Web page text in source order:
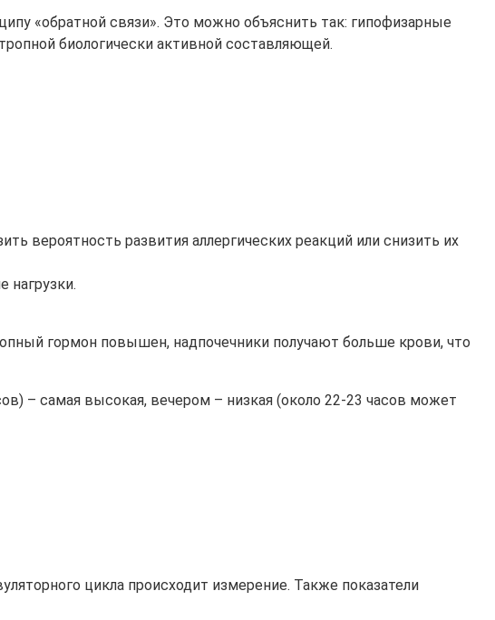
«обратной связи». Это можно объяснить так: гипофизарные
биологически активной составляющей.
вероятность развития аллергических реакций или снизить их
нагрузки.
гормон повышен, надпочечники получают больше крови, что
– самая высокая, вечером – низкая (около 22-23 часов может
цикла происходит измерение. Также показатели